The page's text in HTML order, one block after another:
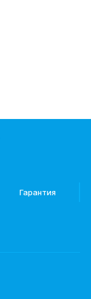
Гарантия